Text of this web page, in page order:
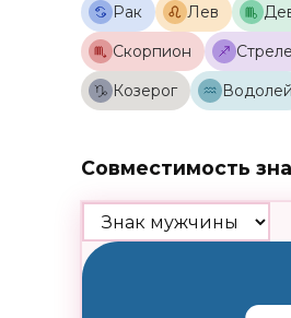
Рак
Лев
Скорпион
Козерог
Водолей
Совместимость